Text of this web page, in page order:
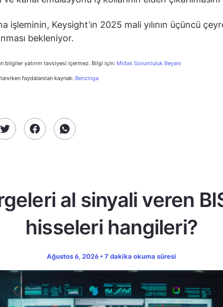
işleminin, Keysight’ın 2025 mali yılının üçüncü
bekleniyor.
bilgiler yatırım tavsiyesi içermez. Bilgi için: Midas Sorumluluk Beyanı
faydalanılan kaynak: Benzinga
al sinyali veren
hisseleri hangileri?
Ağustos 6, 2026 • 7 dakika okuma süresi